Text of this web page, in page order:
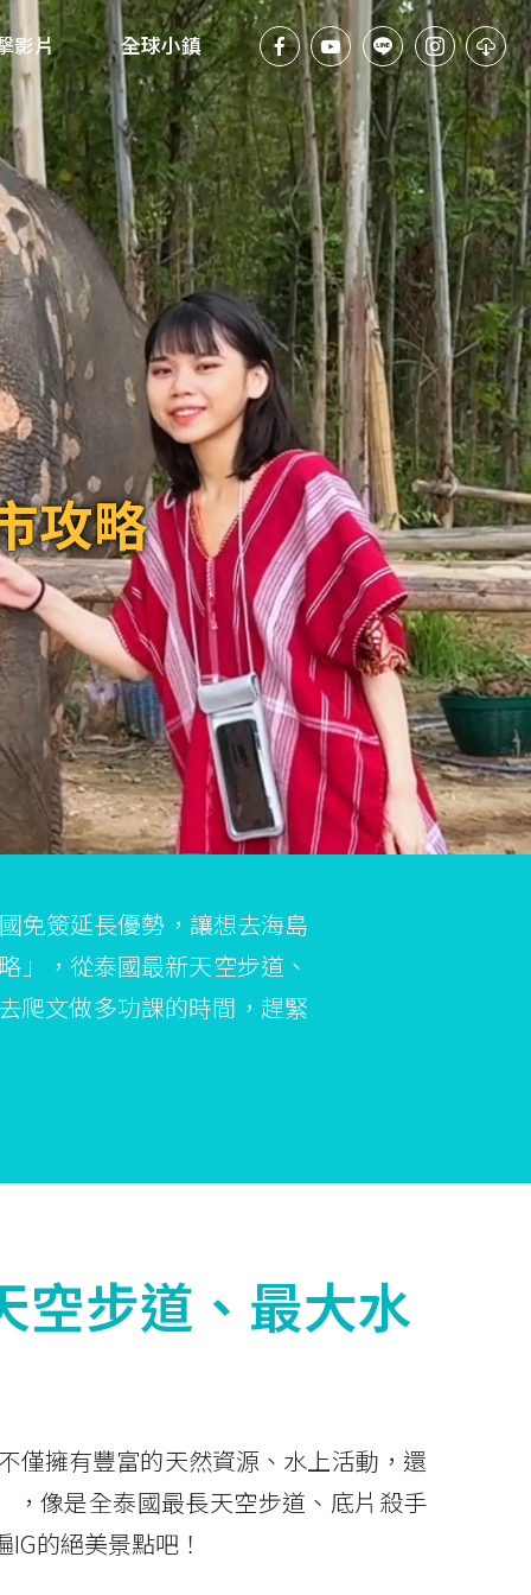
影片 全球小鎮
攻略
免簽延長優勢，讓想去海島
」，從泰國最新天空步道、
爬文做多功課的時間，趕緊
空步道、最大水
僅擁有豐富的天然資源、水上活動，還
，像是全泰國最長天空步道、底片殺手
的絕美景點吧！